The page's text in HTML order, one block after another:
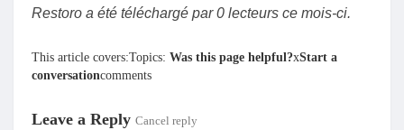
Restoro a été téléchargé par 0 lecteurs ce mois-ci.
This article covers:Topics: Was this page helpful?xStart a
conversationcomments
Leave a Reply Cancel reply